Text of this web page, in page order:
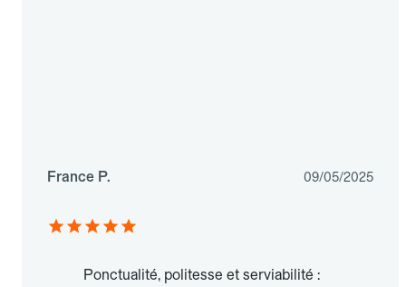
France P. 09/05/2025
Ponctualité, politesse et serviabilité :